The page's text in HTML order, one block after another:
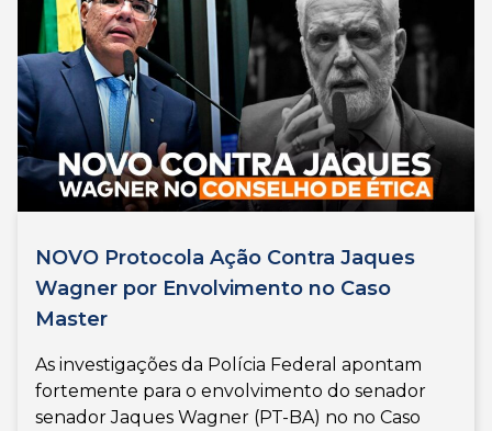
NOVO Protocola Ação Contra Jaques
Wagner por Envolvimento no Caso
Master
As investigações da Polícia Federal apontam
fortemente para o envolvimento do senador
senador Jaques Wagner (PT-BA) no no Caso